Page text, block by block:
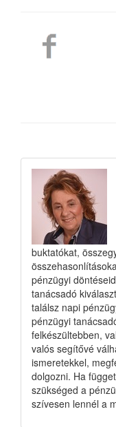
buktatókat,
pénzügyi
tanácsadó
találsz napi
pénzügyi
felkészültebben,
valós segítővé
ismeretekkel,
dolgozni. Ha
szükséged a
szívesen lennél a